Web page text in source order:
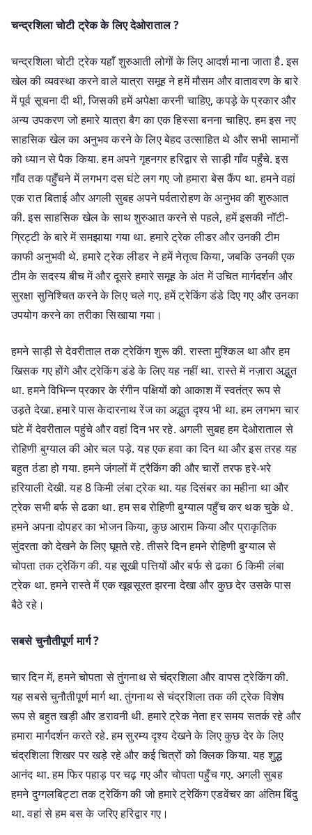
चन्द्रशिला चोटी ट्रेक के लिए देओराताल ?
चन्द्रशिला चोटी ट्रेक यहाँ शुरुआती लोगों के लिए आदर्श माना जाता है. इस
खेल की व्यवस्था करने वाले यात्रा समूह ने हमें मौसम और वातावरण के बारे
में पूर्व सूचना दी थी, जिसकी हमें अपेक्षा करनी चाहिए, कपड़े के प्रकार और
अन्य उपकरण जो हमारे यात्रा बैग का एक हिस्सा बनना चाहिए. हम इस नए
साहसिक खेल का अनुभव करने के लिए बेहद उत्साहित थे और सभी सामानों
को ध्यान से पैक किया. हम अपने गृहनगर हरिद्वार से साड़ी गाँव पहुँचे. इस
गाँव तक पहुँचने में लगभग दस घंटे लग गए जो हमारा बेस कैंप था. हमने वहां
एक रात बिताई और अगली सुबह अपने पर्वतारोहण के अनुभव की शुरुआत
की. इस साहसिक खेल के साथ शुरुआत करने से पहले, हमें इसकी नॉटी-
ग्रिट्टी के बारे में समझाया गया था. हमारे ट्रेक लीडर और उनकी टीम
काफी अनुभवी थे. हमारे ट्रेक लीडर ने हमें नेतृत्व किया, जबकि उनकी एक
टीम के सदस्य बीच में और दूसरे हमारे समूह के अंत में उचित मार्गदर्शन और
सुरक्षा सुनिश्चित करने के लिए चले गए. हमें ट्रेकिंग डंडे दिए गए और उनका
उपयोग करने का तरीका सिखाया गया।
हमने साड़ी से देवरीताल तक ट्रेकिंग शुरू की. रास्ता मुश्किल था और हम
खिसक गए होंगे और ट्रेकिंग डंडे के लिए यह नहीं था. रास्ते में नज़ारा अद्भुत
था. हमने विभिन्न प्रकार के रंगीन पक्षियों को आकाश में स्वतंत्र रूप से
उड़ते देखा. हमारे पास केदारनाथ रेंज का अद्भुत दृश्य भी था. हम लगभग चार
घंटे में देवरीताल पहुंचे और वहां दिन भर रहे. अगली सुबह हम देओराताल से
रोहिणी बुग्याल की ओर चल पड़े. यह एक हवा का दिन था और इस तरह यह
बहुत ठंडा हो गया. हमने जंगलों में ट्रैकिंग की और चारों तरफ हरे-भरे
हरियाली देखी. यह 8 किमी लंबा ट्रेक था. यह दिसंबर का महीना था और
ट्रेक सभी बर्फ से ढका था. हम सब रोहिणी बुग्याल पहुँच कर थक चुके थे.
हमने अपना दोपहर का भोजन किया, कुछ आराम किया और प्राकृतिक
सुंदरता को देखने के लिए घूमते रहे. तीसरे दिन हमने रोहिणी बुग्याल से
चोपता तक ट्रेकिंग की. यह सूखी पत्तियों और बर्फ से ढका 6 किमी लंबा
ट्रेक था. हमने रास्ते में एक खूबसूरत झरना देखा और कुछ देर उसके पास
बैठे रहे।
सबसे चुनौतीपूर्ण मार्ग ?
चार दिन में, हमने चोपता से तुंगनाथ से चंद्रशिला और वापस ट्रेकिंग की.
यह सबसे चुनौतीपूर्ण मार्ग था. तुंगनाथ से चंद्रशिला तक की ट्रेक विशेष
रूप से बहुत खड़ी और डरावनी थी. हमारे ट्रेक नेता हर समय सतर्क रहे और
हमारा मार्गदर्शन करते रहे. हम सुरम्य दृश्य देखने के लिए कुछ देर के लिए
चंद्रशिला शिखर पर खड़े रहे और कई चित्रों को क्लिक किया. यह शुद्ध
आनंद था. हम फिर पहाड़ पर चढ़ गए और चोपता पहुँच गए. अगली सुबह
हमने दुग्गलबिट्टा तक ट्रेकिंग की जो हमारे ट्रेकिंग एडवेंचर का अंतिम बिंदु
था. वहां से हम बस के जरिए हरिद्वार गए।